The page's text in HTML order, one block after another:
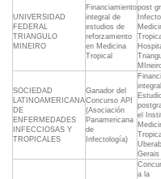
UNIVERSIDAD
FEDERAL
TRIANGULO
MINEIRO
Financiamiento
integral de
estudios de
reforzamiento
en Medicina
Tropical
post
SOCIEDAD
LATINOAMERICANA
DE
ENFERMEDADES
INFECCIOSAS Y
TROPICALES
Ganador del
Concurso API
(Asociación
Panamericana
de
Infectología)
el
Gerais
a la